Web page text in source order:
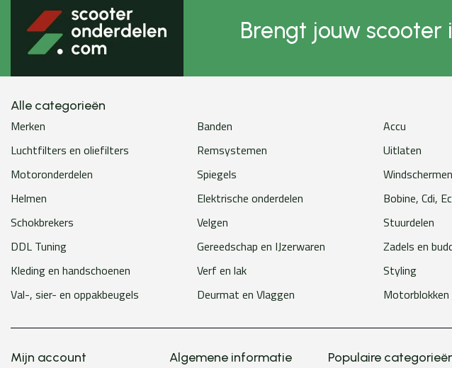
Brengt jouw
Alle categorieën
Merken Banden Accu
Luchtfilters en oliefilters
Remsystemen Uitlaten
Motoronderdelen
Spiegels Windschermen
Helmen
Elektrische onderdelen Bobine, Cdi,
Schokbrekers
Velgen Stuurdelen
DDL Tuning
Gereedschap en IJzerwaren Zadels en
Kleding en handschoenen
Verf en lak Styling
Val-, sier- en oppakbeugels
Deurmat en Vlaggen Motorblokken
Mijn account Algemene informatie Populaire